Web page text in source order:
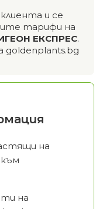
и се
тарифи на
ЕКСПРЕС.
goldenplants.bg
на
на